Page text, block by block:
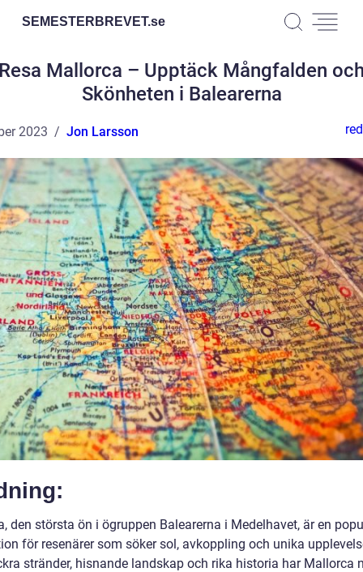
SEMESTERBREVET.se
Mallorca – Upptäck Mångfalden
Skönheten i Balearerna
2023 Jon Larsson
den största ön i ögruppen Balearerna i Medelhavet, är en
för resenärer som söker sol, avkoppling och unika
stränder, hisnande landskap och rika historia har Mallorca